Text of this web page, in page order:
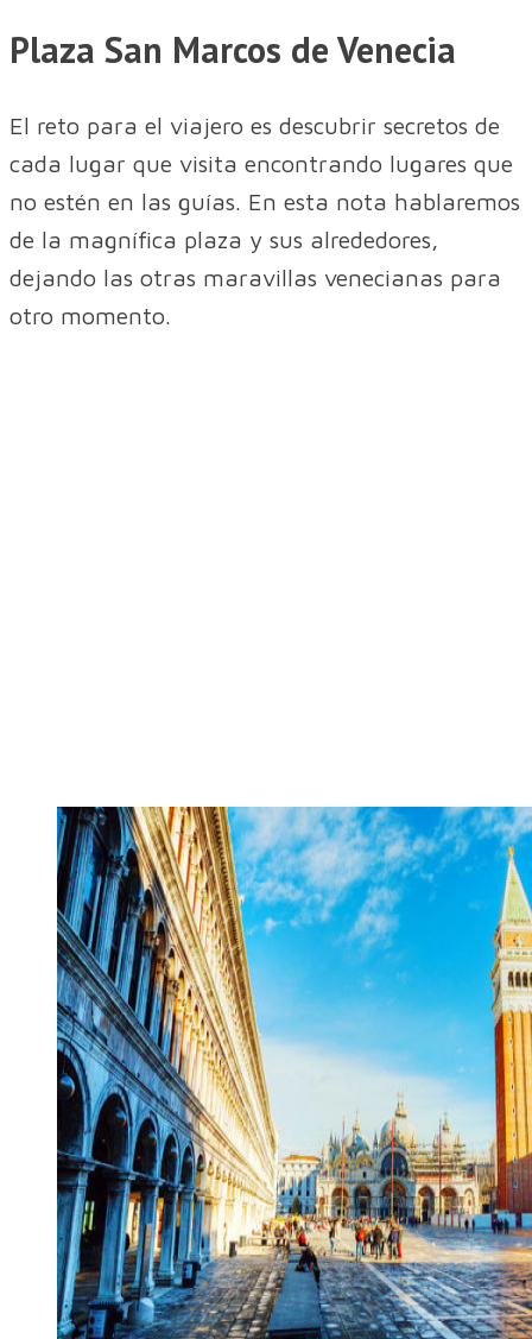
Plaza San Marcos de Venecia
El reto para el viajero es descubrir secretos de
cada lugar que visita encontrando lugares que
no estén en las guías. En esta nota hablaremos
de la magnífica plaza y sus alrededores,
dejando las otras maravillas venecianas para
otro momento.